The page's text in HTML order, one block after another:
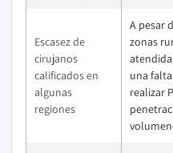
Escasez de
cirujanos
calificados en
algunas
regiones
A pesar
zonas
una
realizar